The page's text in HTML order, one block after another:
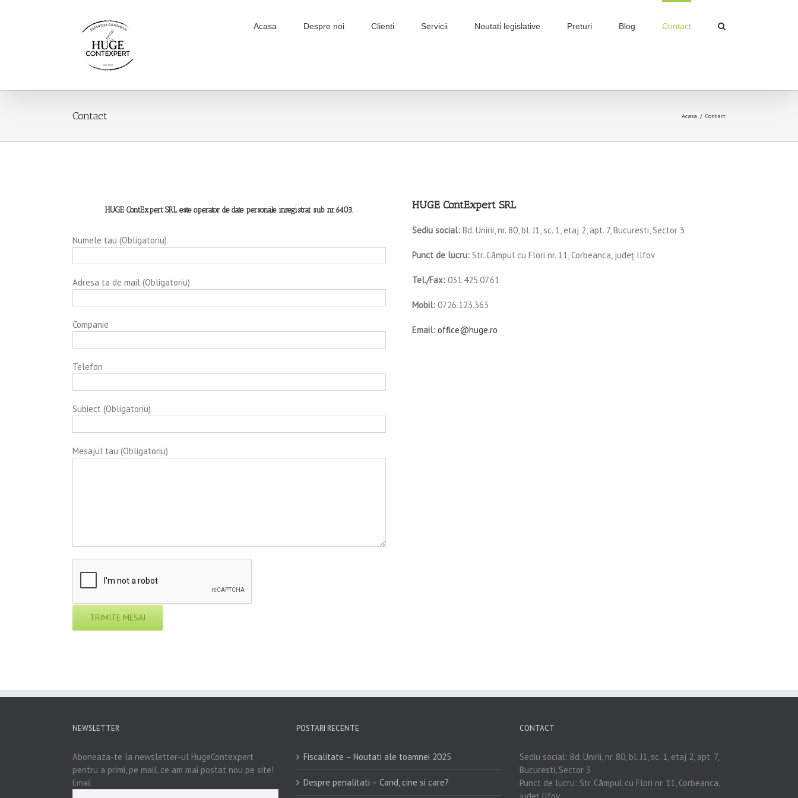
Acasa Despre noi Clienti Servicii Noutati legislative Preturi Blog Contact
Contact Acasa / Contact
HUGE ContExpert SRL este operator de date personale inregistrat sub nr.6403.
Numele tau (Obligatoriu)
Adresa ta de mail (Obligatoriu)
Companie
Telefon
Subiect (Obligatoriu)
Mesajul tau (Obligatoriu)
HUGE ContExpert SRL
Sediu social: Bd. Unirii, nr. 80, bl. J1, sc. 1, etaj 2, apt. 7, Bucuresti, Sector 3
Punct de lucru: Str. Câmpul cu Flori nr. 11, Corbeanca, județ Ilfov
Tel./Fax: 031.425.07.61
Mobil: 0726.123.363
Email: office@huge.ro
NEWSLETTER
Aboneaza-te la newsletter-ul HugeContexpert
pentru a primi, pe mail, ce am mai postat nou pe site!
Email
POSTARI RECENTE
Fiscalitate – Noutati ale toamnei 2025
Despre penalitati – Cand, cine si care?
CONTACT
Sediu social: Bd. Unirii, nr. 80, bl. J1, sc. 1, etaj 2, apt. 7,
Bucuresti, Sector 3
Punct de lucru: Str. Câmpul cu Flori nr. 11, Corbeanca,
județ Ilfov